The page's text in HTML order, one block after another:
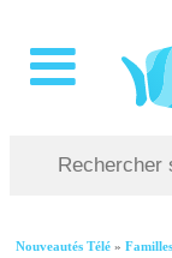
Nouveautés Télé »